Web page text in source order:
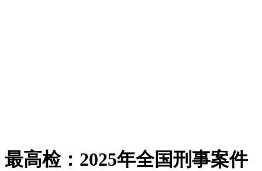
最高检：2025年全国刑事案件